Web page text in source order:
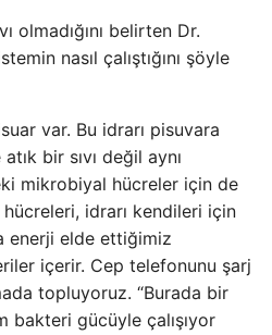
olmadığını belirten Dr.
nasıl çalıştığını şöyle
var. Bu idrarı pisuvara
bir sıvı değil aynı
mikrobiyal hücreler için de
idrarı kendileri için
enerji elde ettiğimiz
içerir. Cep telefonunu şarj
topluyoruz. “Burada bir
bakteri gücüyle çalışıyor